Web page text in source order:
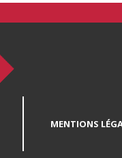
MENTIONS